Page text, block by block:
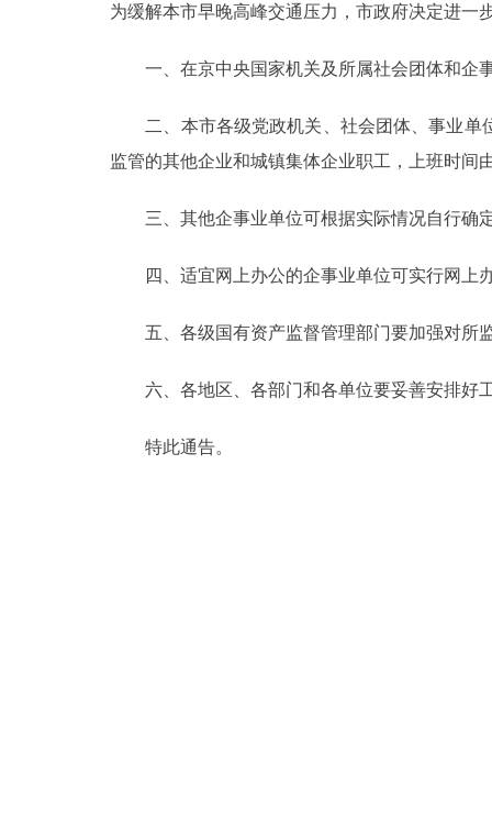
决策公开
个人服务
中介服务
政民互动
12345网上接诉即办
参与调查
为缓解本市早晚高峰交通压力，市政府决定进一
一、在京中央国家机关及所属社会团体和企
二、本市各级党政机关、社会团体、事业单
监管的其他企业和城镇集体企业职工，上班时间
三、其他企事业单位可根据实际情况自行确
四、适宜网上办公的企事业单位可实行网上
五、各级国有资产监督管理部门要加强对所
六、各地区、各部门和各单位要妥善安排好工
特此通告。